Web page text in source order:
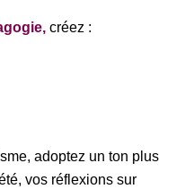
créez :
adoptez un ton plus
vos réflexions sur